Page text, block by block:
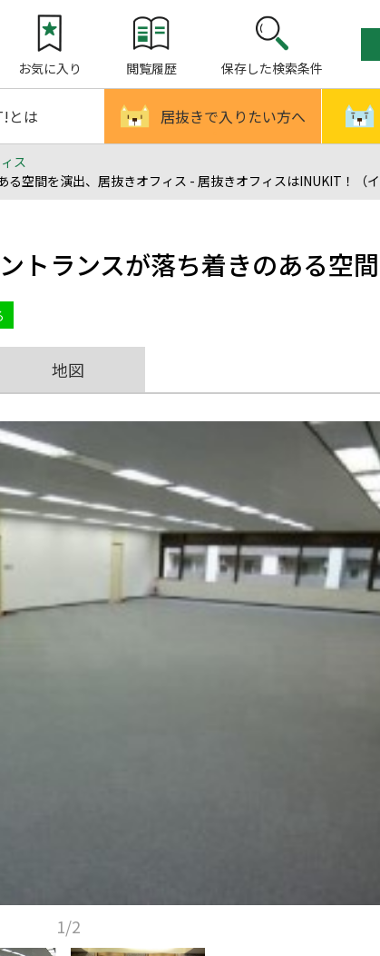
お気に入り 閲覧履歴 保存した検索条件
とは 居抜きで入りたい方へ
ス
空間を演出、居抜きオフィス - 居抜きオフィスはINUKIT！（イ
トランスが落ち着きのある空
地図
1/2